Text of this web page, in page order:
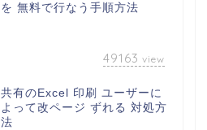
を 無料で行なう手順方法
49163 view
共有のExcel 印刷 ユーザーに
よって改ページ ずれる 対処方
法